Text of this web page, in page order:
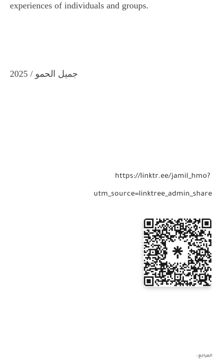
experiences of individuals and groups.
جميل الحمو / 2025
https://linktr.ee/jamil_hmo?
utm_source=linktree_admin_share
المراجع :